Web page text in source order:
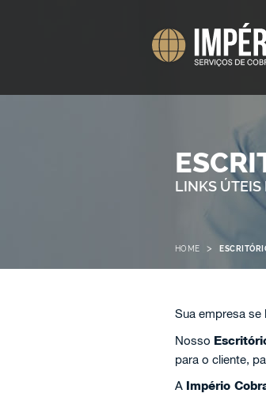
LINKS ÚTEIS
HOME >
Sua empresa se
Nosso
para o cliente,
A Império